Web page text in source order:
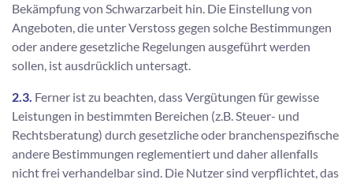
Bekämpfung von Schwarzarbeit hin. Die Einstellung von
Angeboten, die unter Verstoss gegen solche Bestimmungen
oder andere gesetzliche Regelungen ausgeführt werden
sollen, ist ausdrücklich untersagt.
2.3. Ferner ist zu beachten, dass Vergütungen für gewisse
Leistungen in bestimmten Bereichen (z.B. Steuer- und
Rechtsberatung) durch gesetzliche oder branchenspezifische
andere Bestimmungen reglementiert und daher allenfalls
nicht frei verhandelbar sind. Die Nutzer sind verpflichtet, das